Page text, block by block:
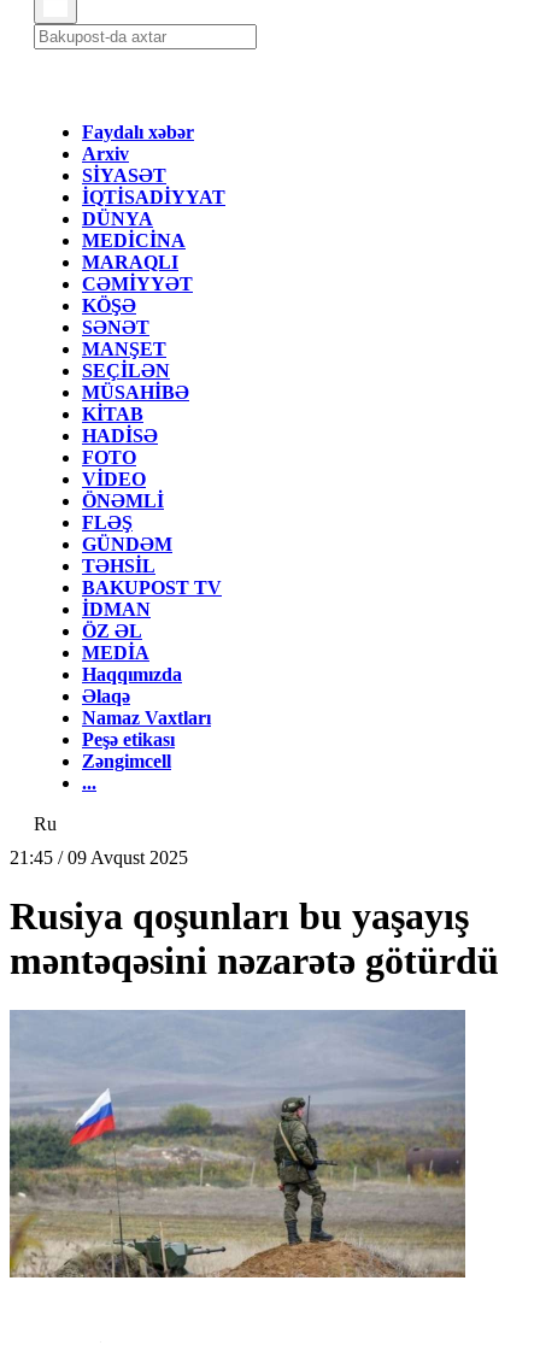
Faydalı xəbər
Arxiv
SİYASƏT
İQTİSADİYYAT
DÜNYA
MEDİCİNA
MARAQLI
CƏMİYYƏT
KÖŞƏ
SƏNƏT
MANŞET
SEÇİLƏN
MÜSAHİBƏ
KİTAB
HADİSƏ
FOTO
VİDEO
ÖNƏMLİ
FLƏŞ
GÜNDƏM
TƏHSİL
BAKUPOST TV
İDMAN
ÖZ ƏL
MEDİA
Haqqımızda
Əlaqə
Namaz Vaxtları
Peşə etikası
Zəngimcell
...
Ru
21:45 / 09 Avqust 2025
Rusiya qoşunları bu yaşayış
məntəqəsini nəzarətə götürdü